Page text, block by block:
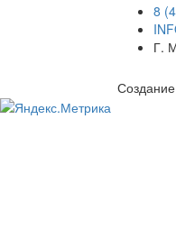
8
Г.